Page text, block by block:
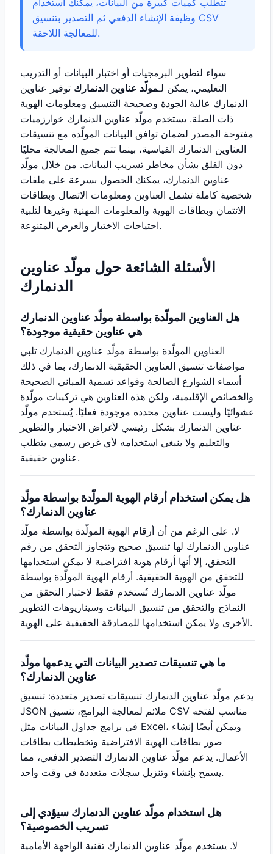
تتطلب كميات كبيرة من البيانات، يمكنك استخدام
وظيفة الإنشاء الدفعي ثم التصدير بتنسيق CSV
للمعالجة اللاحقة.
سواء لتطوير البرمجيات أو اختبار البيانات أو التدريب
التعليمي، يمكن لـمولّد عناوين الدنمارك توفير عناوين
الدنمارك عالية الجودة وصحيحة التنسيق ومعلومات الهوية
ذات الصلة. يستخدم مولّد عناوين الدنمارك خوارزميات
مفتوحة المصدر لضمان توافق البيانات المولّدة مع تنسيقات
العناوين الدنمارك القياسية، بينما تتم جميع المعالجة محليًا
دون القلق بشأن مخاطر تسريب البيانات. من خلال مولّد
عناوين الدنمارك، يمكنك الحصول بسرعة على ملفات
شخصية كاملة تشمل العناوين ومعلومات الاتصال وبطاقات
الائتمان وبطاقات الهوية والمعلومات المهنية وغيرها لتلبية
احتياجات الاختبار والعرض المتنوعة.
الأسئلة الشائعة حول مولّد عناوين
الدنمارك
هل العناوين المولّدة بواسطة مولّد عناوين الدنمارك
هي عناوين حقيقية موجودة؟
العناوين المولّدة بواسطة مولّد عناوين الدنمارك تلبي
مواصفات تنسيق العناوين الحقيقية الدنمارك، بما في ذلك
أسماء الشوارع الصالحة وقواعد تسمية المباني الصحيحة
والخصائص الإقليمية، ولكن هذه العناوين هي تركيبات مولّدة
عشوائيًا وليست عناوين محددة موجودة فعليًا. يُستخدم مولّد
عناوين الدنمارك بشكل رئيسي لأغراض الاختبار والتطوير
والتعليم ولا ينبغي استخدامه لأي غرض رسمي يتطلب
عناوين حقيقية.
هل يمكن استخدام أرقام الهوية المولّدة بواسطة مولّد
عناوين الدنمارك؟
لا. على الرغم من أن أرقام الهوية المولّدة بواسطة مولّد
عناوين الدنمارك لها تنسيق صحيح وتتجاوز التحقق من رقم
التحقق، إلا أنها أرقام هوية افتراضية لا يمكن استخدامها
للتحقق من الهوية الحقيقية. أرقام الهوية المولّدة بواسطة
مولّد عناوين الدنمارك تُستخدم فقط لاختبار التحقق من
النماذج والتحقق من تنسيق البيانات وسيناريوهات التطوير
الأخرى ولا يمكن استخدامها للمصادقة الحقيقية على الهوية.
ما هي تنسيقات تصدير البيانات التي يدعمها مولّد
عناوين الدنمارك؟
يدعم مولّد عناوين الدنمارك تنسيقات تصدير متعددة: تنسيق
JSON ملائم لمعالجة البرامج، تنسيق CSV مناسب لفتحه
في برامج جداول البيانات مثل Excel، ويمكن أيضًا إنشاء
صور بطاقات الهوية الافتراضية وتخطيطات بطاقات
الأعمال. يدعم مولّد عناوين الدنمارك التصدير الدفعي، مما
يسمح بإنشاء وتنزيل سجلات متعددة في وقت واحد.
هل استخدام مولّد عناوين الدنمارك سيؤدي إلى
تسريب الخصوصية؟
لا. يستخدم مولّد عناوين الدنمارك تقنية الواجهة الأمامية